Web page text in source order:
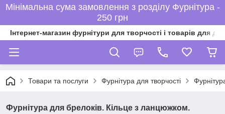
Мінімальна сума замовлення з розділу Фурнітура -
250 грн
Інтернет-магазин фурнітури для творчості і товарів для
Товари та послуги Фурнітура для творчості
Фурнітура для брелоків. Кільце з ланцюжком.